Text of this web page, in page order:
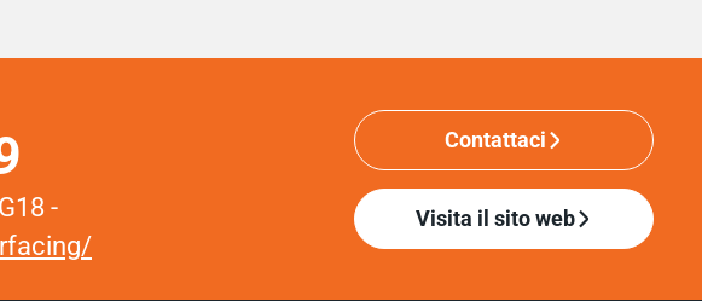
-
Contattaci
Visita il sito web